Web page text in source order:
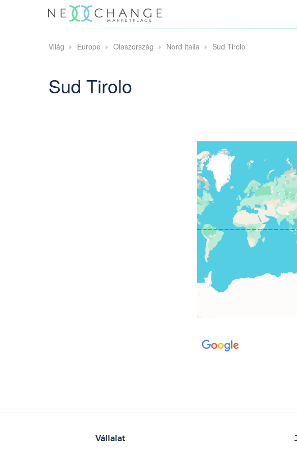
Világ Europe Olaszország Nord Italia Sud Tirolo
Sud Tirolo
Vállalat